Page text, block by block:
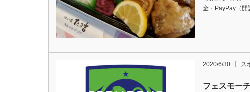
金・PayPay（
2020/6/30 ス
フェスモー